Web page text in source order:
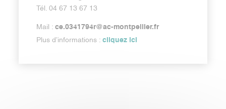
Tél. 04 67 13 67 13
Mail :ce.0341794r@ac-montpellier.fr
Plus d’informations :cliquez ici